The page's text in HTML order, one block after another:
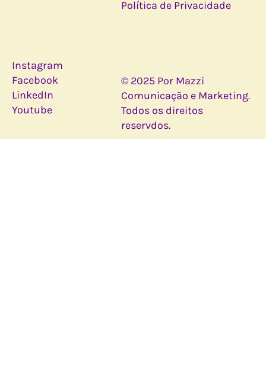
Política de Privacidade
Instagram
Facebook
LinkedIn
Youtube
© 2025 Por Mazzi
Comunicação e Marketing.
Todos os direitos
reservdos.